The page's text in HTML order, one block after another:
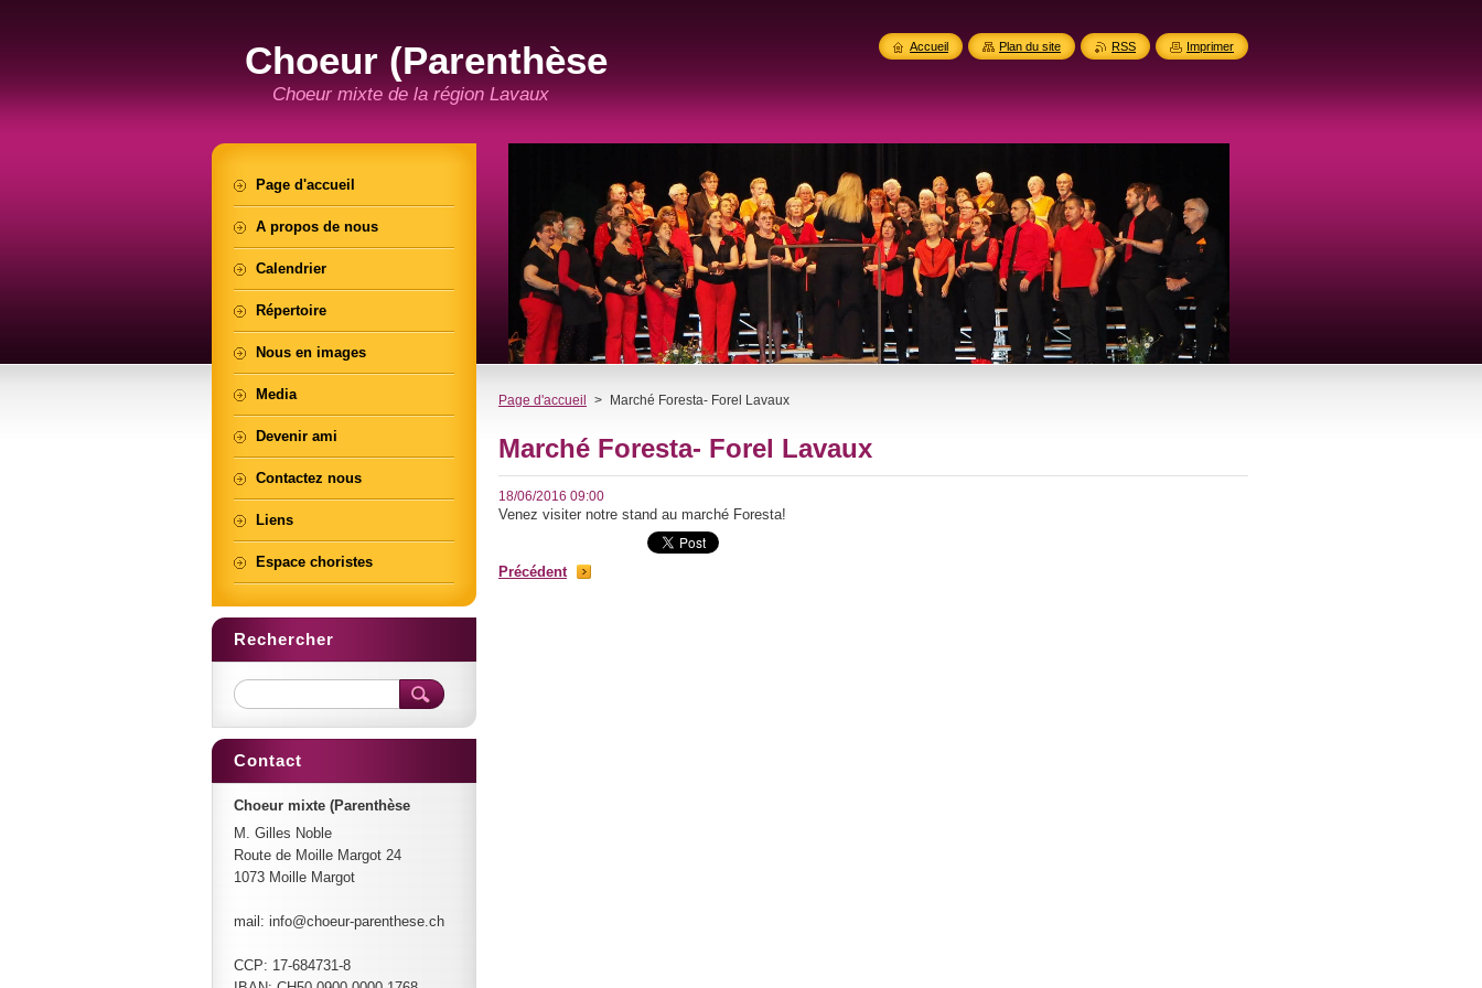
Choeur (Parenthèse
Choeur mixte de la région Lavaux
Page d'accueil > Marché Foresta- Forel Lavaux
Marché Foresta- Forel Lavaux
18/06/2016 09:00
Venez visiter notre stand au marché Foresta!
Précédent
Page d'accueil
A propos de nous
Calendrier
Répertoire
Nous en images
Media
Devenir ami
Contactez nous
Liens
Espace choristes
Rechercher
Contact
Choeur mixte (Parenthèse
M. Gilles Noble
Route de Moille Margot 24
1073 Moille Margot
mail: info@choeur-parenthese.ch
CCP: 17-684731-8
Accueil Plan du site RSS Imprimer